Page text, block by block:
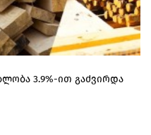
3.9%-ით გაძვირდა